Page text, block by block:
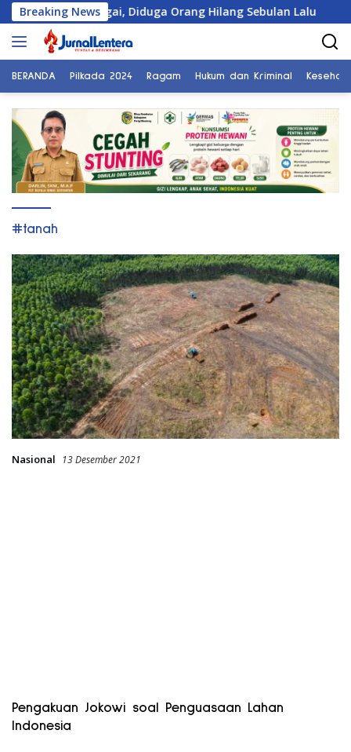
Langsung
ke
konten
Breaking News
Banggai, Diduga Orang Hilang Sebulan Lalu
BERANDA Pilkada 2024 Ragam Hukum dan Kriminal
#tanah
Nasional 13 Desember 2021
Pengakuan Jokowi soal Penguasaan Lahan
Indonesia